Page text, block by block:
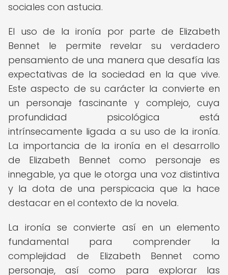
sociales con astucia.
El uso de la ironía por parte de Elizabeth
Bennet le permite revelar su verdadero
pensamiento de una manera que desafía las
expectativas de la sociedad en la que vive.
Este aspecto de su carácter la convierte en
un personaje fascinante y complejo, cuya
profundidad psicológica está
intrínsecamente ligada a su uso de la ironía.
La importancia de la ironía en el desarrollo
de Elizabeth Bennet como personaje es
innegable, ya que le otorga una voz distintiva
y la dota de una perspicacia que la hace
destacar en el contexto de la novela.
La ironía se convierte así en un elemento
fundamental para comprender la
complejidad de Elizabeth Bennet como
personaje, así como para explorar las